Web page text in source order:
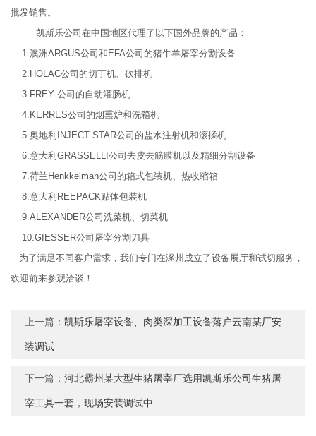
批发销售。
凯斯乐公司在中国地区代理了以下国外品牌的产品：
1.澳洲ARGUS公司和EFA公司的猪牛羊屠宰分割设备
2.HOLAC公司的切丁机、砍排机
3.FREY 公司的自动灌肠机
4.KERRES公司的烟熏炉和洗箱机
5.奥地利INJECT STAR公司的盐水注射机和滚揉机
6.意大利GRASSELLI公司去皮去筋膜机以及精细分割设备
7.荷兰Henkkelman公司的箱式包装机、热收缩箱
8.意大利REEPACK贴体包装机
9.ALEXANDER公司洗菜机、切菜机
10.GIESSER公司屠宰分割刀具
为了满足不同客户需求，我们专门在涿州成立了设备展厅和试切服务，
欢迎前来参观洽谈！
上一篇：凯斯乐屠宰设备、肉类深加工设备落户云南某厂安
装调试
下一篇：河北霸州某大型生猪屠宰厂选用凯斯乐公司生猪屠
宰工具一套，现场安装调试中